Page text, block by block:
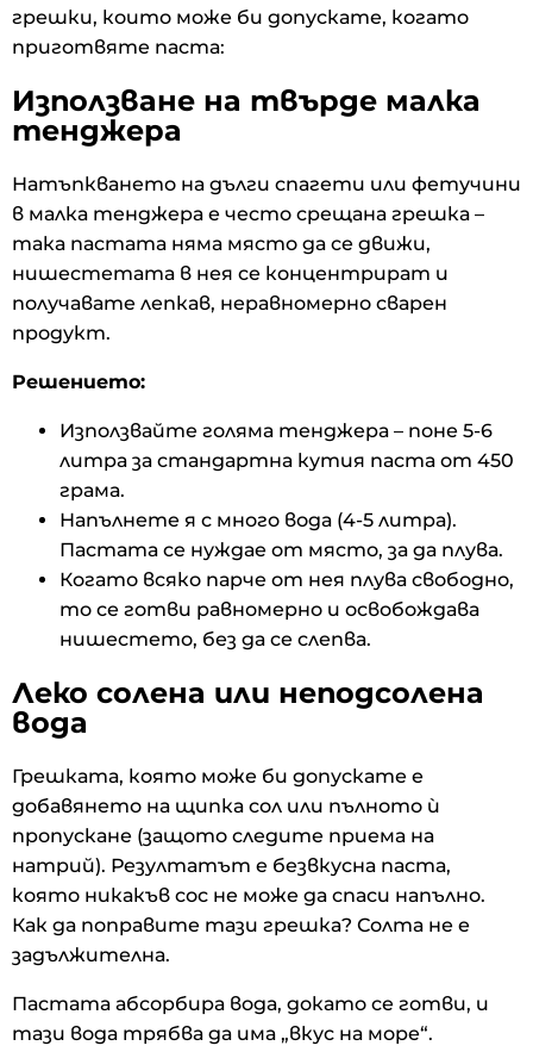
грешки, които може би допускате, когато
приготвяте паста:
Използване на твърде малка
тенджера
Натъпкването на дълги спагети или фетучини
в малка тенджера е често срещана грешка –
така пастата няма място да се движи,
нишестетата в нея се концентрират и
получавате лепкав, неравномерно сварен
продукт.
Решението:
Използвайте голяма тенджера – поне 5-6
литра за стандартна кутия паста от 450
грама.
Напълнете я с много вода (4-5 литра).
Пастата се нуждае от място, за да плува.
Когато всяко парче от нея плува свободно,
то се готви равномерно и освобождава
нишестето, без да се слепва.
Леко солена или неподсолена
вода
Грешката, която може би допускате е
добавянето на щипка сол или пълното ѝ
пропускане (защото следите приема на
натрий). Резултатът е безвкусна паста,
която никакъв сос не може да спаси напълно.
Как да поправите тази грешка? Солта не е
задължителна.
Пастата абсорбира вода, докато се готви, и
тази вода трябва да има „вкус на море“.